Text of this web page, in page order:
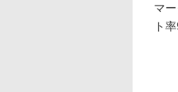
マ
ト